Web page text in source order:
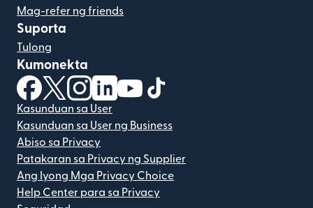
Mag-refer ng friends
Suporta
Tulong
Kumonekta
(bubukas sa bagong window)
(bubukas sa bagong window)
(bubukas sa bagong window)
(bubukas sa bagong window)
(bubukas sa bagong window)
Kasunduan sa User
Kasunduan sa User ng Business
Abiso sa Privacy
Patakaran sa Privacy ng Supplier
Ang Iyong Mga Privacy Choice
Help Center para sa Privacy